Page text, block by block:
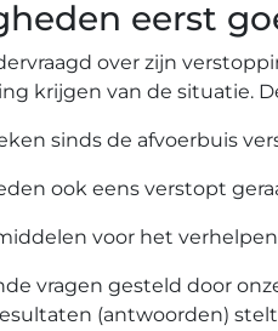
eerst
over zijn
krijgen van de situatie.
sinds de afvoerbuis
ook eens verstopt
voor het
vragen gesteld door
(antwoorden)